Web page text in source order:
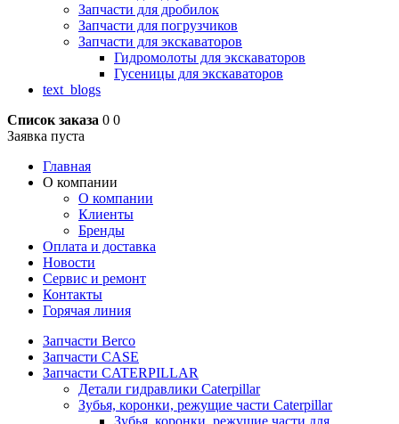
Запчасти для дробилок
Запчасти для погрузчиков
Запчасти для экскаваторов
Гидромолоты для экскаваторов
Гусеницы для экскаваторов
text_blogs
Список заказа 0 0
Заявка пуста
Главная
О компании
О компании
Клиенты
Бренды
Оплата и доставка
Новости
Сервис и ремонт
Контакты
Горячая линия
Запчасти Berco
Запчасти CASE
Запчасти CATERPILLAR
Детали гидравлики Caterpillar
Зубья, коронки, режущие части Caterpillar
Зубья, коронки, режущие части для